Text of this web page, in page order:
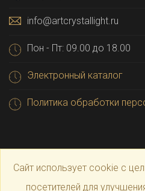
info@artcrystallight.ru
Пон - Пт: 09.00 до 18.00
Электронный каталог
Политика обработки
Сайт использует cookie с
посетителей для